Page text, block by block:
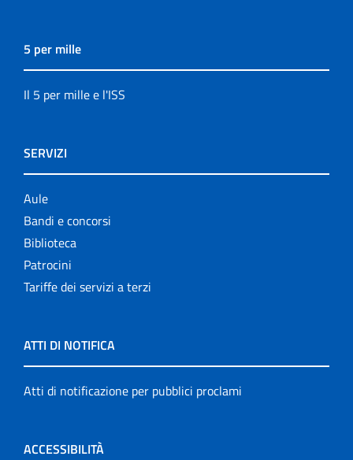
5 per mille
Il 5 per mille e l'ISS
SERVIZI
Aule
Bandi e concorsi
Biblioteca
Patrocini
Tariffe dei servizi a terzi
ATTI DI NOTIFICA
Atti di notificazione per pubblici proclami
ACCESSIBILITÀ